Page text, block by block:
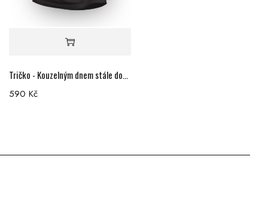
Tričko - Kouzelným dnem stále dokola
590 Kč